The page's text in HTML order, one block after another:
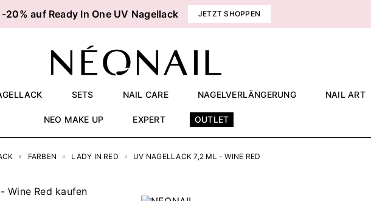
-20% auf Ready In One UV Nagellack JETZT SHOPPEN
SETS NAIL CARE NAGELVERLÄNGERUNG NAIL ART
NEO MAKE UP EXPERT OUTLET
FARBEN LADY IN RED UV NAGELLACK 7,2 ML - WINE RED